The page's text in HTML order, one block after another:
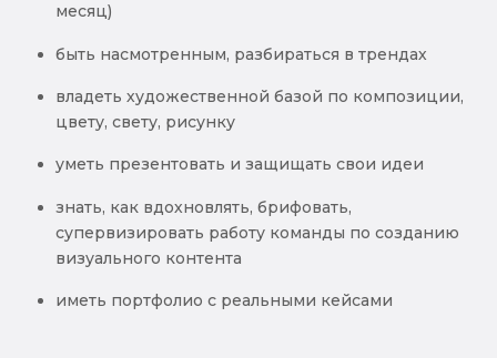
месяц)
быть насмотренным, разбираться в трендах
владеть художественной базой по композиции,
цвету, свету, рисунку
уметь презентовать и защищать свои идеи
знать, как вдохновлять, брифовать,
супервизировать работу команды по созданию
визуального контента
иметь портфолио с реальными кейсами